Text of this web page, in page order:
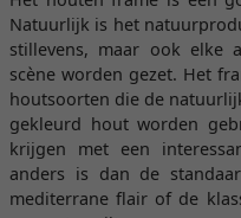
Natuurlijk is het
stillevens, maar ook elke
scène worden gezet. Het
houtsoorten die de
gekleurd hout worden
krijgen met een
anders is dan de
mediterrane flair of de